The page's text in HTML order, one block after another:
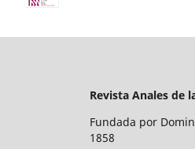
Revista Anales de
Fundada por
1858